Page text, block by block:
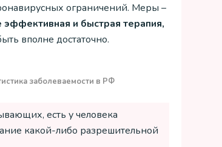
ограничений. Меры –
и быстрая терапия,
вполне достаточно.
заболеваемости в РФ
есть у человека
какой-либо разрешительной